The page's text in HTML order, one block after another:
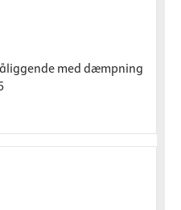
med dæmpning